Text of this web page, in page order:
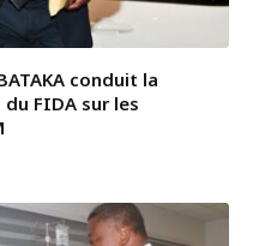
conduit la
FIDA sur les